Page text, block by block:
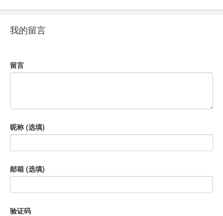
我的留言
留言
昵称 (选填)
邮箱 (选填)
验证码